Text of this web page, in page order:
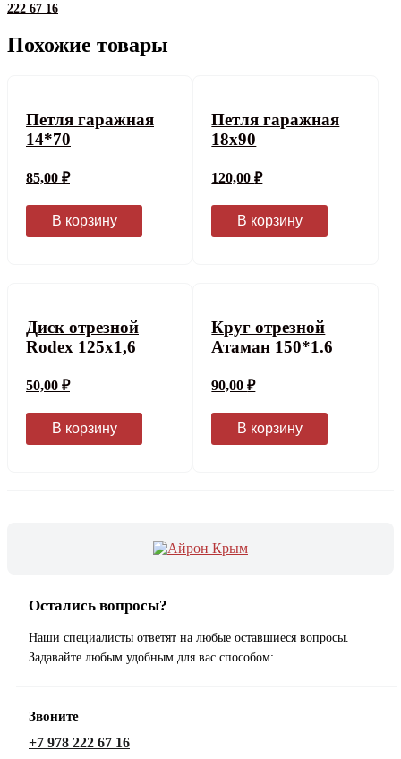
222 67 16
Похожие товары
Петля гаражная
14*70
85,00 ₽
В корзину
Петля гаражная
18x90
120,00₽
В корзину
Диск отрезной
Rodex 125x1,6
50,00 ₽
В корзину
Круг отрезной
Атаман 150*1.6
90,00₽
В корзину
Остались вопросы?
Наши специалисты ответят на любые оставшиеся вопросы.
Задавайте любым удобным для вас способом:
Звоните
+7 978 222 67 16